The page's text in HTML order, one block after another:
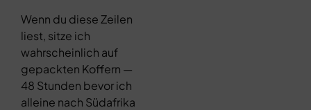
Wenn du diese Zeilen
liest, sitze ich
wahrscheinlich auf
gepackten Koffern —
48 Stunden bevor ich
alleine nach Südafrika